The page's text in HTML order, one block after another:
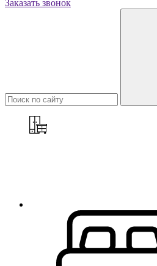
Заказать звонок